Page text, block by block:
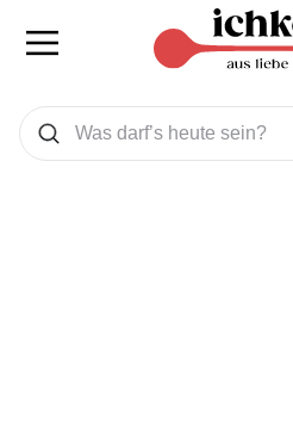
Was wollen Sie suchen
Suchen